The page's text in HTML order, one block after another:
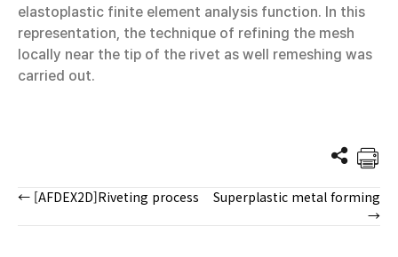
elastoplastic finite element analysis function. In this
representation, the technique of refining the mesh
locally near the tip of the rivet as well remeshing was
carried out.
Posts
← [AFDEX2D]Riveting process
Superplastic metal forming
→